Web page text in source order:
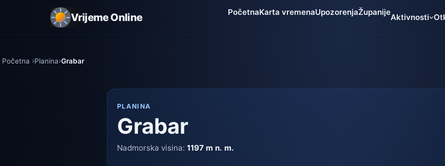
Vrijeme Online PočetnaKarta vremenaUpozorenjaŽupanije
Aktivnosti
Početna Planina Grabar
PLANINA
Grabar
Nadmorska visina:1197 m n. m.